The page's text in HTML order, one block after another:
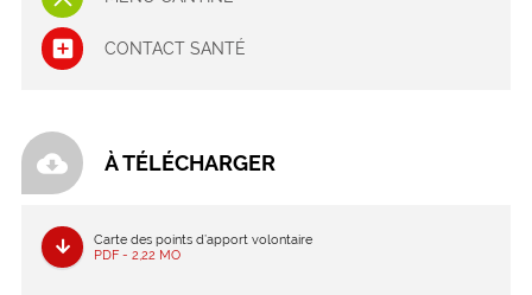
CONTACT SANTÉ
cloud_download À TÉLÉCHARGER
Carte des points d’apport volontaire
PDF - 2,22 MO